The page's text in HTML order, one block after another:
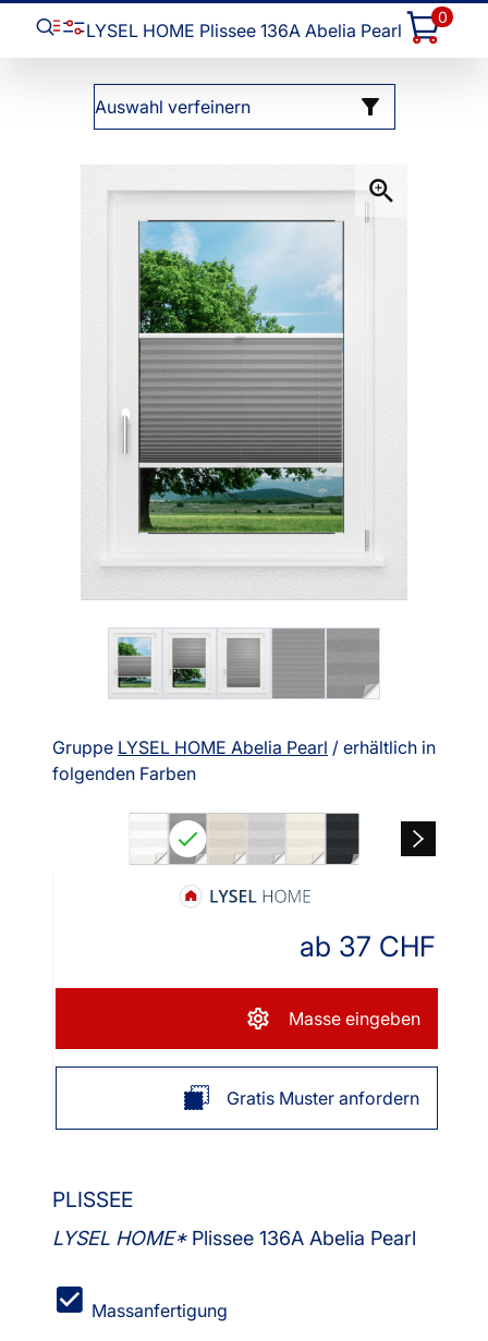
LYSEL HOME Plissee 136A Abelia Pearl
0
Auswahl verfeinern
Gruppe LYSEL HOME Abelia Pearl / erhältlich in
folgenden Farben
PLISSEE
LYSEL HOME Plissee 136A Abelia Pearl
Massanfertigung
ab 37 CHF
Masse eingeben
Gratis Muster anfordern